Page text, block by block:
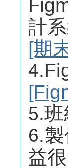
計
[期
5.
6.
益